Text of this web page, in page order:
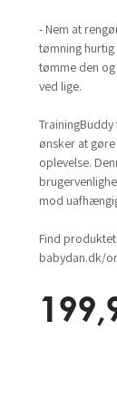
- Nem at
tømning
tømme den
ved lige.
ønsker at
oplevelse.
mod
Find
babydan.dk/